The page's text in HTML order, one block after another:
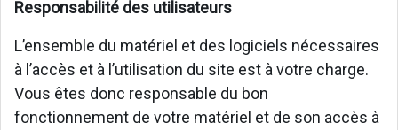
Responsabilité des utilisateurs
L’ensemble du matériel et des logiciels nécessaires
à l’accès et à l’utilisation du site est à votre charge.
Vous êtes donc responsable du bon
fonctionnement de votre matériel et de son accès à